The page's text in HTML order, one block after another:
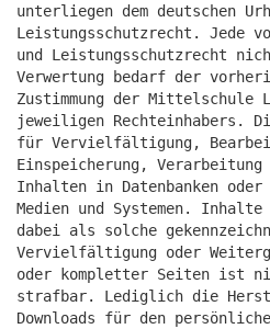
unterliegen dem deutschen
Leistungsschutzrecht. Jede
und Leistungsschutzrecht
Verwertung bedarf der
Zustimmung der Mittelschule
jeweiligen Rechteinhabers.
für Vervielfältigung,
Einspeicherung, Verarbeitung
Inhalten in Datenbanken
Medien und Systemen.
dabei als solche
Vervielfältigung oder
oder kompletter Seiten ist
strafbar. Lediglich die
Downloads für den